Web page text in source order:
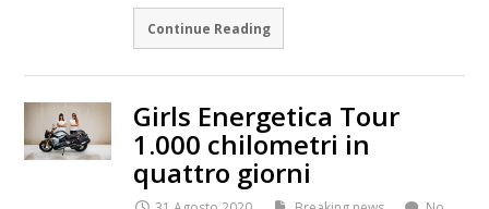
Continue Reading
Girls Energetica Tour
1.000 chilometri in
quattro giorni